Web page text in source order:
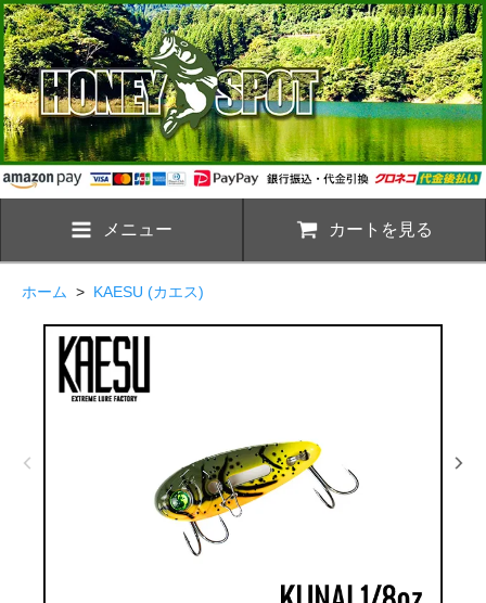
メニュー カートを見る
ホーム > KAESU (カエス)